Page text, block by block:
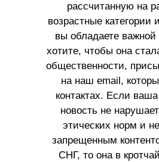
рассчитанную на
возрастные категории
вы обладаете
хотите, чтобы она
общественности,
на наш email,
контактах. Если
новость не
этических норм и
запрещенным
СНГ, то она в